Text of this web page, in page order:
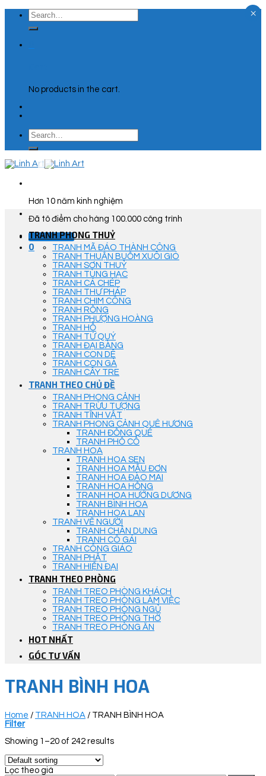
Skip
content
Search
for:
No products in the cart.
Search
for:
Hơn 10 năm kinh nghiệm
Đã tô điểm cho hàng 100.000 công trình
Góc Tư Vấn
0
TRANH PHONG THUỶ
TRANH MÃ ĐÁO THÀNH CÔNG
TRANH THUẬN BUỒM XUÔI GIÓ
TRANH SƠN THUỶ
TRANH TÙNG HẠC
TRANH CÁ CHÉP
TRANH THƯ PHÁP
TRANH CHIM CÔNG
TRANH RỒNG
TRANH PHƯỢNG HOÀNG
TRANH HỔ
TRANH TỨ QUÝ
TRANH ĐẠI BÀNG
TRANH CON DÊ
TRANH CON GÀ
TRANH CÂY TRE
TRANH THEO CHỦ ĐỀ
TRANH PHONG CẢNH
TRANH TRỪU TƯỢNG
TRANH TĨNH VẬT
TRANH PHONG CẢNH QUÊ HƯƠNG
TRANH ĐỒNG QUÊ
TRANH PHỐ CỔ
TRANH HOA
TRANH HOA SEN
TRANH HOA MẪU ĐƠN
TRANH HOA ĐÀO MAI
TRANH HOA HỒNG
TRANH HOA HƯỚNG DƯƠNG
TRANH BÌNH HOA
TRANH HOA LAN
TRANH VẼ NGƯỜI
TRANH CHÂN DUNG
TRANH CÔ GÁI
TRANH CÔNG GIÁO
TRANH PHẬT
TRANH HIỆN ĐẠI
TRANH THEO PHÒNG
TRANH TREO PHÒNG KHÁCH
TRANH TREO PHÒNG LÀM VIỆC
TRANH TREO PHÒNG NGỦ
TRANH TREO PHÒNG THỜ
TRANH TREO PHÒNG ĂN
HOT NHẤT
GÓC TƯ VẤN
TRANH BÌNH HOA
Home / TRANH HOA / TRANH BÌNH HOA
Filter
Showing 1–20 of 242 results
Lọc theo giá
×